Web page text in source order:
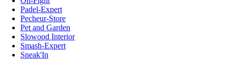
Padel-Expert
Pecheur-Store
Pet and Garden
Slowood Interior
Smash-Expert
Sneak'In